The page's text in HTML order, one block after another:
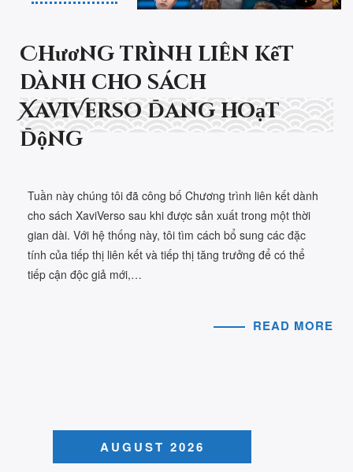
Chương trình liên kết
dành cho sách
XaviVerso đang hoạt
động
Tuần này chúng tôi đã công bố Chương trình liên kết dành
cho sách XaviVerso sau khi được sản xuất trong một thời
gian dài. Với hệ thống này, tôi tìm cách bổ sung các đặc
tính của tiếp thị liên kết và tiếp thị tăng trưởng để có thể
tiếp cận độc giả mới,…
READ MORE
AUGUST 2026